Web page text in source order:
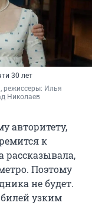
30 лет
режиссеры: Илья
Николаев
авторитету,
к
рассказывала,
Поэтому
не будет.
узким